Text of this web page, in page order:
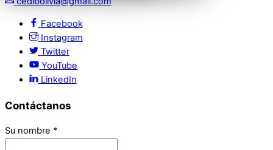
Facebook
Instagram
Twitter
YouTube
LinkedIn
Contáctanos
Su nombre *